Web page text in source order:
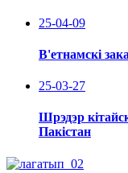
25-04-09
В'етнамскі
25-03-27
Шрэдэр
Пакістан